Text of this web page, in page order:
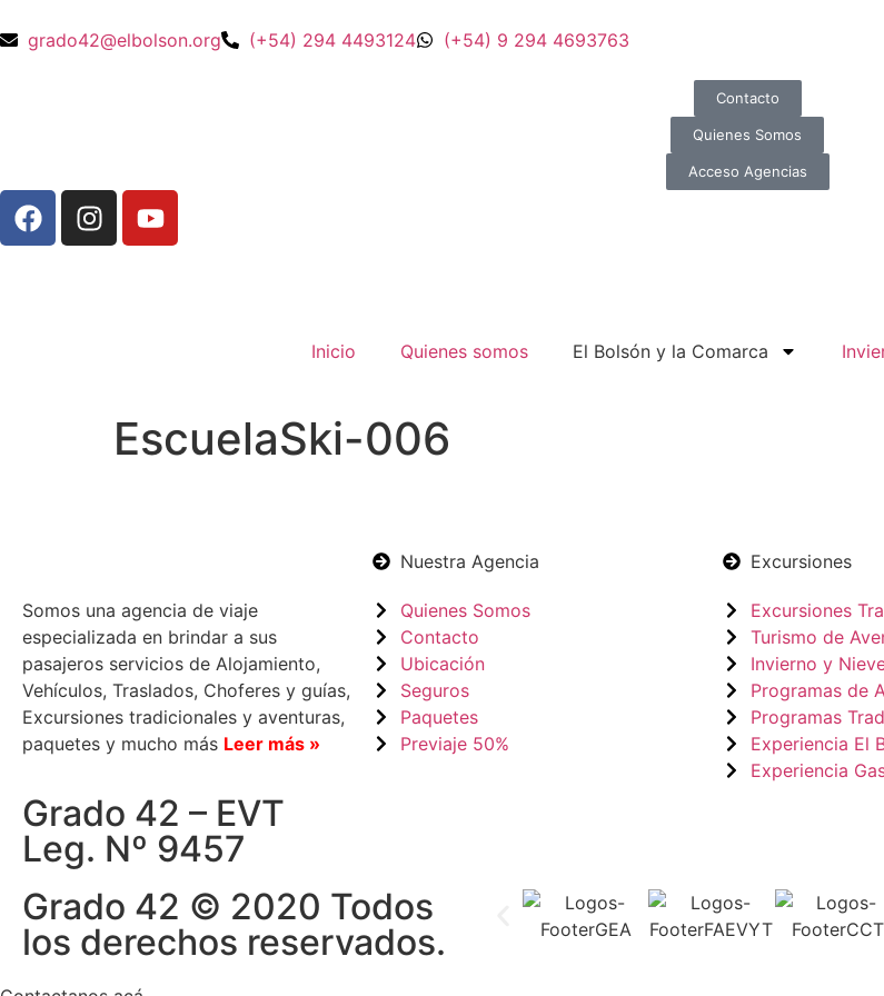
grado42@elbolson.org (+54) 294 4493124 (+54) 9 294 4693763
Contacto
Quienes Somos
Acceso Agencias
Inicio Quienes somos El Bolsón y la Comarca
EscuelaSki-006
Somos una agencia de viaje
especializada en brindar a sus
pasajeros servicios de Alojamiento,
Vehículos, Traslados, Choferes y guías,
Excursiones tradicionales y aventuras,
paquetes y mucho más Leer más »
Grado 42 – EVT
Leg. Nº 9457
Nuestra Agencia
Quienes Somos
Contacto
Ubicación
Seguros
Paquetes
Previaje 50%
Excursiones
Excursiones
Turismo de
Invierno y
Programas de
Programas
Experiencia El
Experiencia
Grado 42 © 2020 Todos
los derechos reservados.